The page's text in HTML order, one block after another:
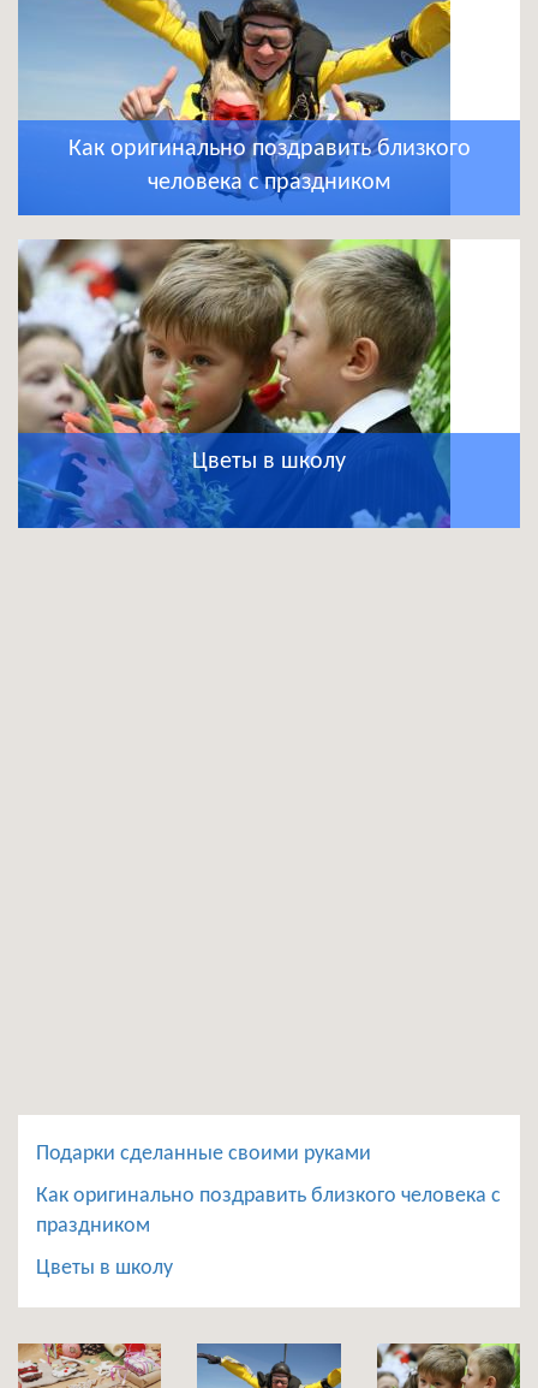
Как оригинально поздравить близкого
человека с праздником
Цветы в школу
Подарки сделанные своими руками
Как оригинально поздравить близкого человека с
праздником
Цветы в школу